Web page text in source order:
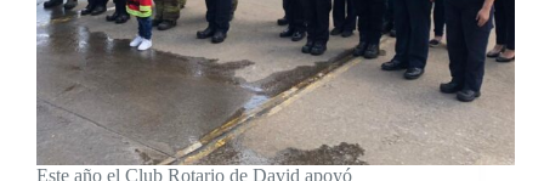
Este año el Club Rotario de David apoyó